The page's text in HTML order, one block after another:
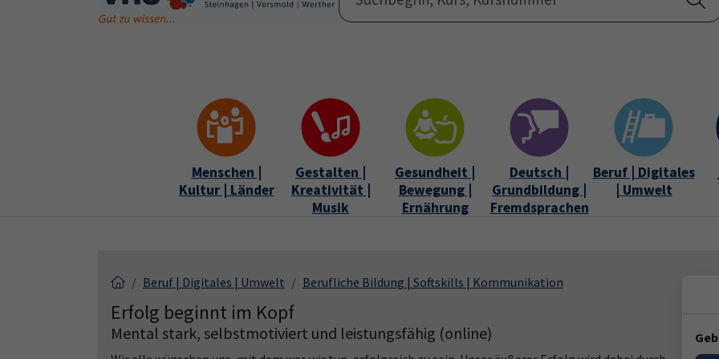
Skip to main content
Menschen |
Kultur | Länder
Gestalten |
Kreativität |
Musik
Gesundheit |
Bewegung |
Ernährung
Deutsch |
Grundbildung |
Fremdsprachen
Beruf | Digitales
| Umwelt
Beruf | Digitales | Umwelt Berufliche Bildung | Softskills | Kommunikation
Erfolg beginnt im Kopf
Mental stark, selbstmotiviert und leistungsfähig (online)